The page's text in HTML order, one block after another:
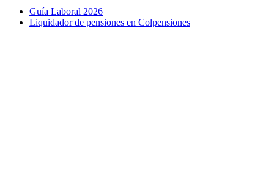
Guía Laboral 2026
Liquidador de pensiones en Colpensiones